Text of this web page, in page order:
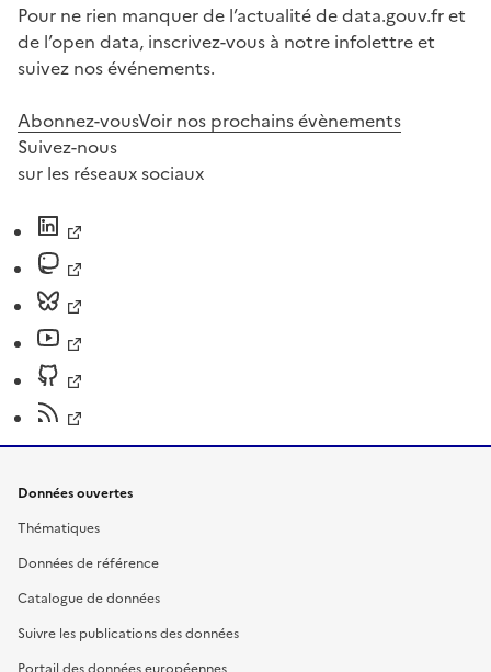
Pour ne rien manquer de l’actualité de data.gouv.fr et
de l’open data, inscrivez-vous à notre infolettre et
suivez nos événements.
Abonnez-vousVoir nos prochains évènements
Suivez-nous
sur les réseaux sociaux
Données ouvertes
Thématiques
Données de référence
Catalogue de données
Suivre les publications des données